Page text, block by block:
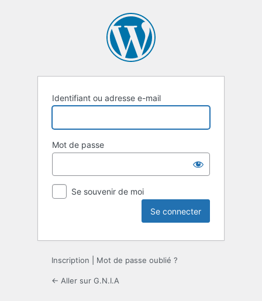
Identifiant ou adresse e-mail
Mot de passe
Se souvenir de moi
Inscription Mot de passe oublié ?
← Aller sur G.N.I.A